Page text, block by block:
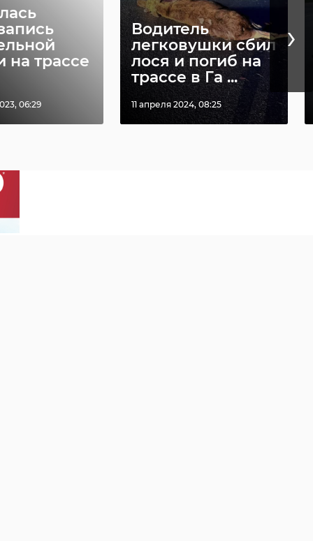
на трассе
06:29
Водитель
легковушки сбил
лося и погиб на
трассе в Га ...
11 апреля 2024, 08:25
›